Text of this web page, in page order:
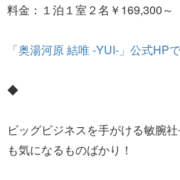
料金：１泊１室２名￥169,300～
「奥湯河原 結唯 -YUI-」公式HP
◆
ビッグビジネスを手がける敏腕
も気になるものばかり！